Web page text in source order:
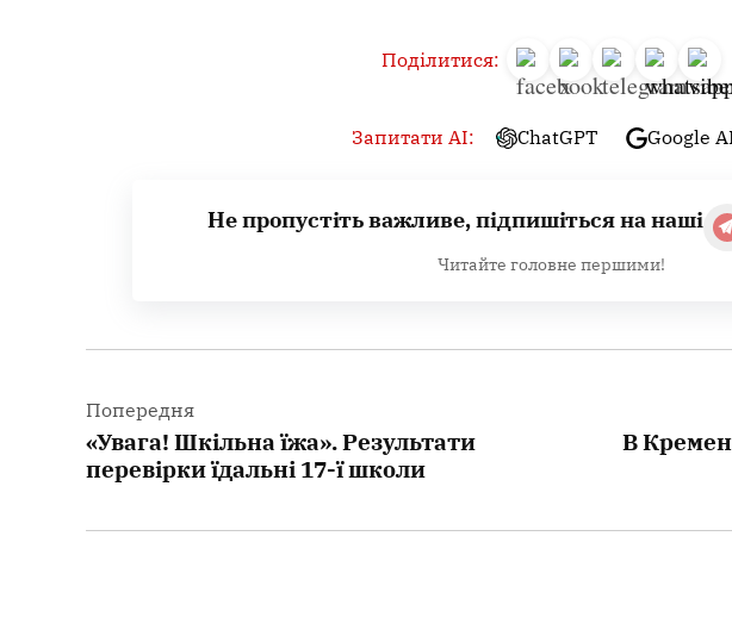
Поділитися:
Запитати AI: ChatGPT Google
Не пропустіть важливе, підпишіться на наші
Читайте головне першими!
Попередня
«Увага! Шкільна їжа». Результати
перевірки їдальні 17-ї школи
В